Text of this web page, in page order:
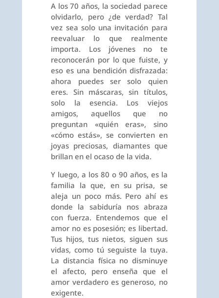
A los 70 años, la sociedad parece
olvidarlo, pero ¿de verdad? Tal
vez sea solo una invitación para
reevaluar lo que realmente
importa. Los jóvenes no te
reconocerán por lo que fuiste, y
eso es una bendición disfrazada:
ahora puedes ser solo quien
eres. Sin máscaras, sin títulos,
solo la esencia. Los viejos
amigos, aquellos que no
preguntan «quién eras», sino
«cómo estás», se convierten en
joyas preciosas, diamantes que
brillan en el ocaso de la vida.
Y luego, a los 80 o 90 años, es la
familia la que, en su prisa, se
aleja un poco más. Pero ahí es
donde la sabiduría nos abraza
con fuerza. Entendemos que el
amor no es posesión; es libertad.
Tus hijos, tus nietos, siguen sus
vidas, como tú seguiste la tuya.
La distancia física no disminuye
el afecto, pero enseña que el
amor verdadero es generoso, no
exigente.